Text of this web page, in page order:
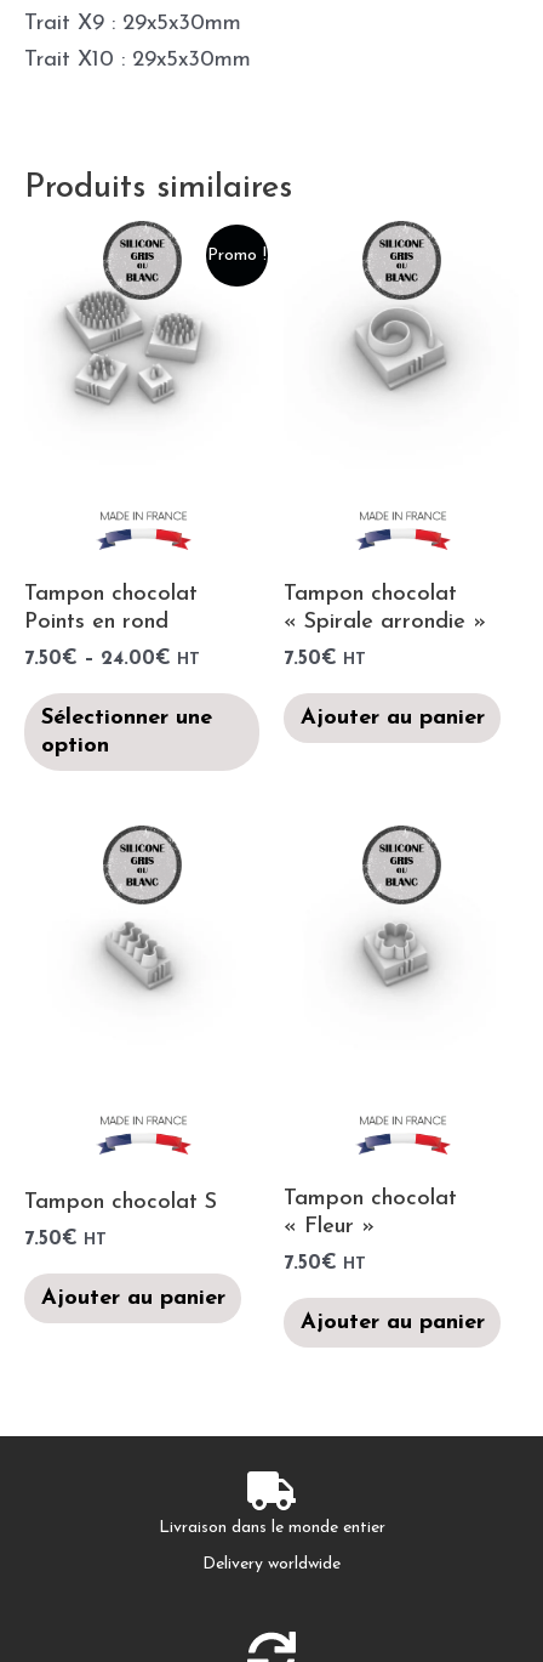
Trait X9 : 29x5x30mm
Trait X10 : 29x5x30mm
Produits similaires
Promo !
Tampon chocolat
Points en rond
7.50€ – 24.00€ HT
Sélectionner une
option
Tampon chocolat
« Spirale arrondie »
7.50€ HT
Ajouter au panier
Tampon chocolat S
7.50€ HT
Ajouter au panier
Tampon chocolat
« Fleur »
7.50€ HT
Ajouter au panier
Livraison dans le monde entier
Delivery worldwide